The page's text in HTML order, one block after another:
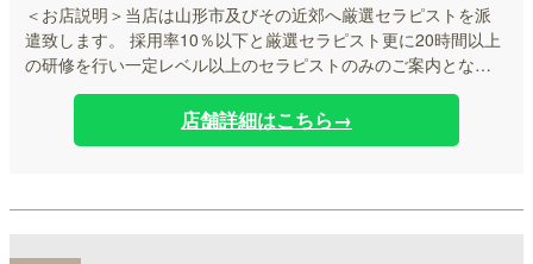
＜お店説明＞ 当店は山形市及びその近郊へ厳選セラピストを派
遣致します。 採用率10％以下と厳選セラピスト更に20時間以上
の研修を行い一定レベル以上のセラピストのみのご案内となっ
ております。 是非、お試し下さい。 スタッフ一同心よりお待ち
店舗詳細はこちら→